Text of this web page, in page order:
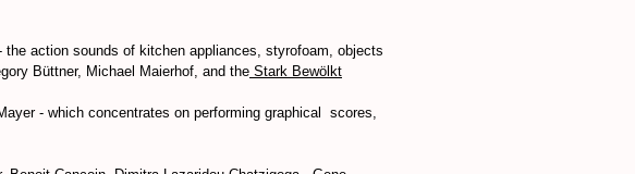
action sounds of kitchen appliances, styrofoam, objects
Büttner, Michael Maierhof, and the Stark Bewölkt
- which concentrates on performing graphical scores,